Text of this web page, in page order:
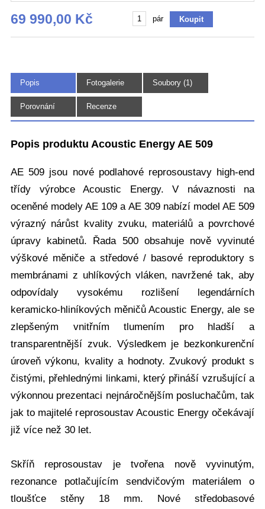
69 990,00 Kč pár
Popis Fotogalerie
(5)
Soubory (1)
Porovnání Recenze
Popis produktu Acoustic Energy AE 509
AE 509 jsou nové podlahové reprosoustavy high-end
třídy výrobce Acoustic Energy. V návaznosti na
oceněné modely AE 109 a AE 309 nabízí model AE 509
výrazný nárůst kvality zvuku, materiálů a povrchové
úpravy kabinetů. Řada 500 obsahuje nově vyvinuté
výškové měniče a středové / basové reproduktory s
membránami z uhlíkových vláken, navržené tak, aby
odpovídaly vysokému rozlišení legendárních
keramicko-hliníkových měničů Acoustic Energy, ale se
zlepšeným vnitřním tlumením pro hladší a
transparentnější zvuk. Výsledkem je bezkonkurenční
úroveň výkonu, kvality a hodnoty. Zvukový produkt s
čistými, přehlednými linkami, který přináší vzrušující a
výkonnou prezentaci nejnáročnějším posluchačům, tak
jak to majitelé reprosoustav Acoustic Energy očekávají
již více než 30 let.
Skříň reprosoustav je tvořena nově vyvinutým,
rezonance potlačujícím sendvičovým materiálem o
tloušťce stěny 18 mm. Nové středobasové